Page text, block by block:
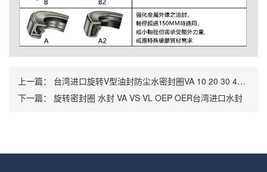
上一篇： 台湾进口旋转V型油封防尘水密封圈VA 10 20 30 40 50 60 70 80 90
下一篇： 旋转密封圈 水封 VA VS VL OEP OER台湾进口水封